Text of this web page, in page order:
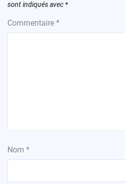
sont indiqués avec *
Commentaire *
Nom *